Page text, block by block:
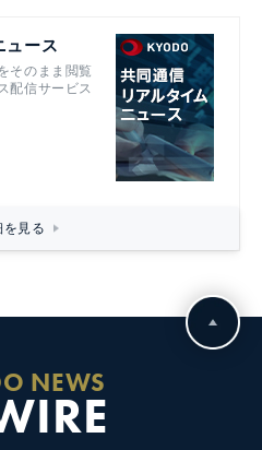
ュース
そのまま閲覧
配信サービス
を見る
NEWS